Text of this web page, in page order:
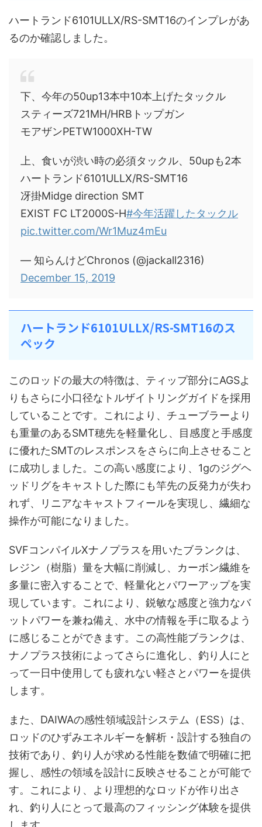
ハートランド6101ULLX/RS-SMT16のインプレがあ
るのか確認しました。
下、今年の50up13本中10本上げたタックル
スティーズ721MH/HRBトップガン
モアザンPETW1000XH-TW
上、食いが渋い時の必須タックル、50upも2本
ハートランド6101ULLX/RS-SMT16
冴掛Midge direction SMT
EXIST FC LT2000S-H#今年活躍したタックル
pic.twitter.com/Wr1Muz4mEu
— 知らんけどChronos (@jackall2316)
December 15, 2019
ハートランド6101ULLX/RS-SMT16のス
ペック
このロッドの最大の特徴は、ティップ部分にAGSよ
りもさらに小口径なトルザイトリングガイドを採用
していることです。これにより、チューブラーより
も重量のあるSMT穂先を軽量化し、目感度と手感度
に優れたSMTのレスポンスをさらに向上させること
に成功しました。この高い感度により、1gのジグヘ
ッドリグをキャストした際にも竿先の反発力が失わ
れず、リニアなキャストフィールを実現し、繊細な
操作が可能になりました。
SVFコンパイルXナノプラスを用いたブランクは、
レジン（樹脂）量を大幅に削減し、カーボン繊維を
多量に密入することで、軽量化とパワーアップを実
現しています。これにより、鋭敏な感度と強力なバ
ットパワーを兼ね備え、水中の情報を手に取るよう
に感じることができます。この高性能ブランクは、
ナノプラス技術によってさらに進化し、釣り人にと
って一日中使用しても疲れない軽さとパワーを提供
します。
また、DAIWAの感性領域設計システム（ESS）は、
ロッドのひずみエネルギーを解析・設計する独自の
技術であり、釣り人が求める性能を数値で明確に把
握し、感性の領域を設計に反映させることが可能で
す。これにより、より理想的なロッドが作り出さ
れ、釣り人にとって最高のフィッシング体験を提供